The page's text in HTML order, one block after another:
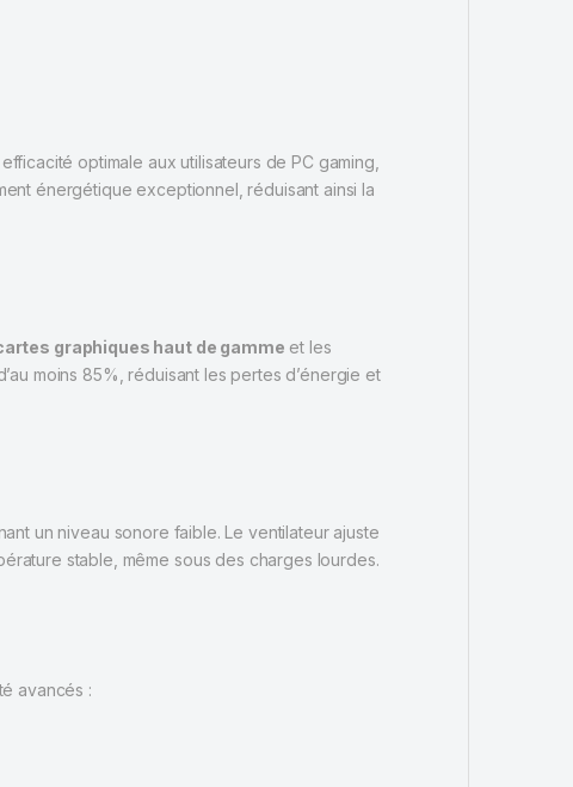
optimale aux utilisateurs de PC gaming,
énergétique exceptionnel, réduisant ainsi la
graphiques haut de gamme et les
moins 85%, réduisant les pertes d’énergie et
un niveau sonore faible. Le ventilateur ajuste
stable, même sous des charges lourdes.
avancés :